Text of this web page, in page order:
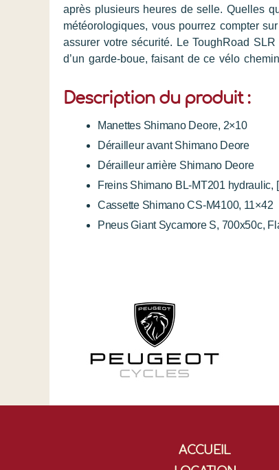
après plusieurs heures de selle. Quelles
météorologiques, vous pourrez compter
assurer votre sécurité. Le ToughRoad
d’un garde-boue, faisant de ce vélo
Description du produit :
Manettes Shimano Deore, 2×10
Dérailleur avant Shimano Deore
Dérailleur arrière Shimano Deore
Freins Shimano BL-MT201 hydraulic,
Cassette Shimano CS-M4100, 11×42
Pneus Giant Sycamore S, 700x50c,
ACCUEIL